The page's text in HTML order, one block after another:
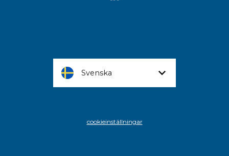
Svenska
cookieinställningar